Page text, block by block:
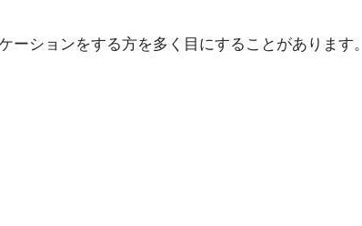
ーションをする方を多く目にすることがあります。